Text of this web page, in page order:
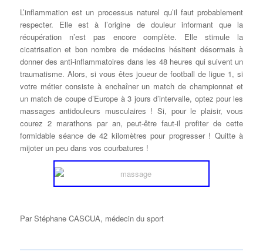
L’inflammation est un processus naturel qu’il faut probablement
respecter. Elle est à l’origine de douleur informant que la
récupération n’est pas encore complète. Elle stimule la
cicatrisation et bon nombre de médecins hésitent désormais à
donner des anti-inflammatoires dans les 48 heures qui suivent un
traumatisme. Alors, si vous êtes joueur de football de ligue 1, si
votre métier consiste à enchaîner un match de championnat et
un match de coupe d’Europe à 3 jours d’intervalle, optez pour les
massages antidouleurs musculaires ! Si, pour le plaisir, vous
courez 2 marathons par an, peut-être faut-il profiter de cette
formidable séance de 42 kilomètres pour progresser ! Quitte à
mijoter un peu dans vos courbatures !
Par Stéphane CASCUA, médecin du sport